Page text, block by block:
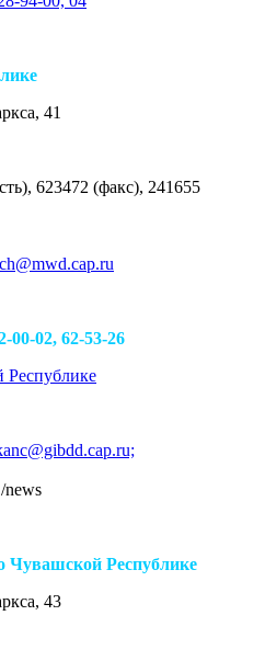
41
623472 (факс), 241655
00-02, 62-53-26
news
Республике
43